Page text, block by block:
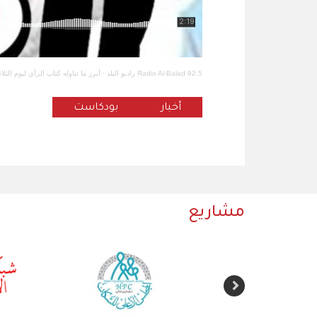
Radio Al-Balad 92.5 راديو البلد · أبرز ما تناوله كتاب الرأي ليوم
أخبار بودكاست
مشاريع